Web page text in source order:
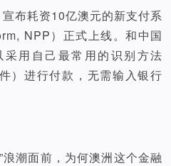
布耗资10亿澳元的新支付系
NPP）正式上线。和中国
用自己最常用的识别方法
）进行付款，无需输入银行
潮面前，为何澳洲这个金融